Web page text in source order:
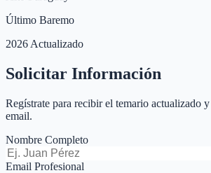
Último Baremo
2026 Actualizado
Solicitar Información
Regístrate para recibir el temario actualizado
email.
Nombre Completo
Email Profesional